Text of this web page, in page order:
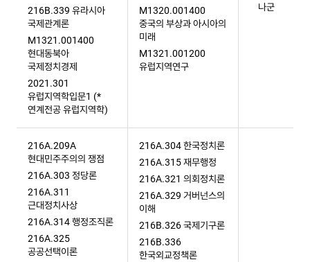
216B.339 유라시아
국제관계론
M1321.001400
현대동북아
국제정치경제
2021.301
유럽지역학입문1 (*
연계전공 유럽지역학)
M1320.001400
중국의 부상과 아시아의
미래
M1321.001200
유럽지역연구
나군
216A.209A
현대민주주의의 쟁점
216A.303 정당론
216A.311
근대정치사상
216A.314 행정조직론
216A.325
공공선택이론
216A.304 한국정치론
216A.315 재무행정
216A.321 의회정치론
216A.329 거버넌스의
이해
216B.326 국제기구론
216B.336
한국외교정책론